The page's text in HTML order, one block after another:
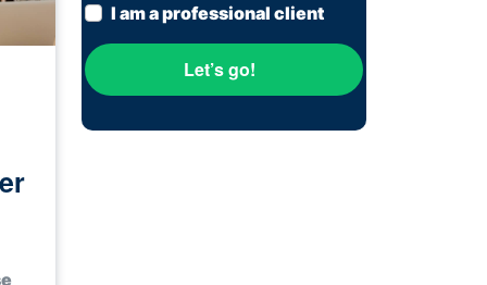
I am a professional client
Let’s go!